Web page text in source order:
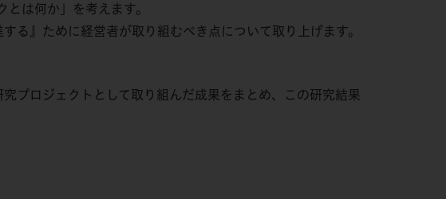
は何か」を考えます。
る』ために経営者が取り組むべき点について取り上げます。
プロジェクトとして取り組んだ成果をまとめ、この研究結果